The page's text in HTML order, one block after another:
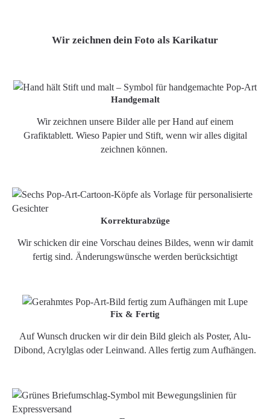
Wir zeichnen dein Foto als Karikatur
Handgemalt
Wir zeichnen unsere Bilder alle per Hand auf einem
Grafiktablett. Wieso Papier und Stift, wenn wir alles digital
zeichnen können.
Korrekturabzüge
Wir schicken dir eine Vorschau deines Bildes, wenn wir damit
fertig sind. Änderungswünsche werden berücksichtigt
Fix & Fertig
Auf Wunsch drucken wir dir dein Bild gleich als Poster, Alu-
Dibond, Acrylglas oder Leinwand. Alles fertig zum Aufhängen.